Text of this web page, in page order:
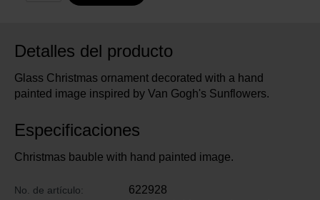
Detalles del producto
Glass Christmas ornament decorated with a hand
painted image inspired by Van Gogh's Sunflowers.
Especificaciones
Christmas bauble with hand painted image.
No. de artículo: 622928